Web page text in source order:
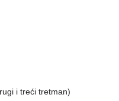
i treći tretman)